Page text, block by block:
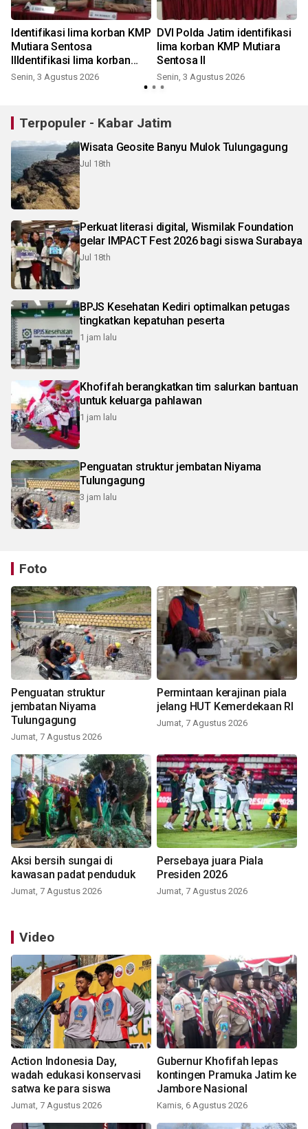
Identifikasi lima korban KMP
Mutiara Sentosa
IIIdentifikasi lima korban
KMP Mutiara Sentosa II
Senin, 3 Agustus 2026
DVI Polda Jatim identifikasi
lima korban KMP Mutiara
Sentosa II
Senin, 3 Agustus 2026
Terpopuler - Kabar Jatim
Wisata Geosite Banyu Mulok Tulungagung
Jul 18th
Perkuat literasi digital, Wismilak Foundation
gelar IMPACT Fest 2026 bagi siswa Surabaya
Jul 18th
BPJS Kesehatan Kediri optimalkan petugas
tingkatkan kepatuhan peserta
1 jam lalu
Khofifah berangkatkan tim salurkan bantuan
untuk keluarga pahlawan
1 jam lalu
Penguatan struktur jembatan Niyama
Tulungagung
3 jam lalu
Foto
Penguatan struktur
jembatan Niyama
Tulungagung
Jumat, 7 Agustus 2026
Permintaan kerajinan piala
jelang HUT Kemerdekaan RI
Jumat, 7 Agustus 2026
Aksi bersih sungai di
kawasan padat penduduk
Jumat, 7 Agustus 2026
Persebaya juara Piala
Presiden 2026
Jumat, 7 Agustus 2026
Video
Action Indonesia Day,
wadah edukasi konservasi
satwa ke para siswa
Jumat, 7 Agustus 2026
Gubernur Khofifah lepas
kontingen Pramuka Jatim ke
Jambore Nasional
Kamis, 6 Agustus 2026